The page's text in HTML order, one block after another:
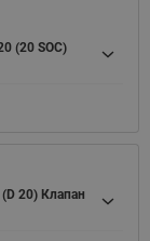
(20 SOC)
20) Клапан